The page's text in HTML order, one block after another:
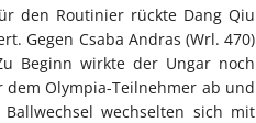
den Routinier rückte Dang Qiu
Gegen Csaba Andras (Wrl. 470)
Beginn wirkte der Ungar noch
Olympia-Teilnehmer ab und
wechselten sich mit